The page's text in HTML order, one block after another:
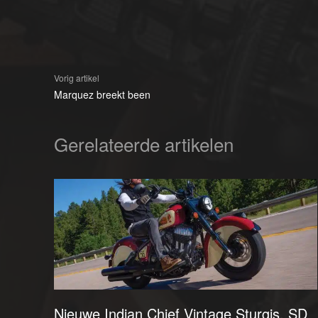
Vorig artikel
Marquez breekt been
Gerelateerde artikelen
Nieuwe Indian Chief Vintage Sturgis, SD